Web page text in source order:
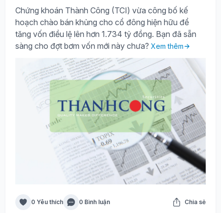
Chứng khoán Thành Công (TCI) vừa công bố kế
hoạch chào bán khủng cho cổ đông hiện hữu để
tăng vốn điều lệ lên hơn 1.734 tỷ đồng. Bạn đã sẵn
sàng cho đợt bơm vốn mới này chưa? Xem thêm
0 Yêu thích 0 Bình luận Chia sẻ